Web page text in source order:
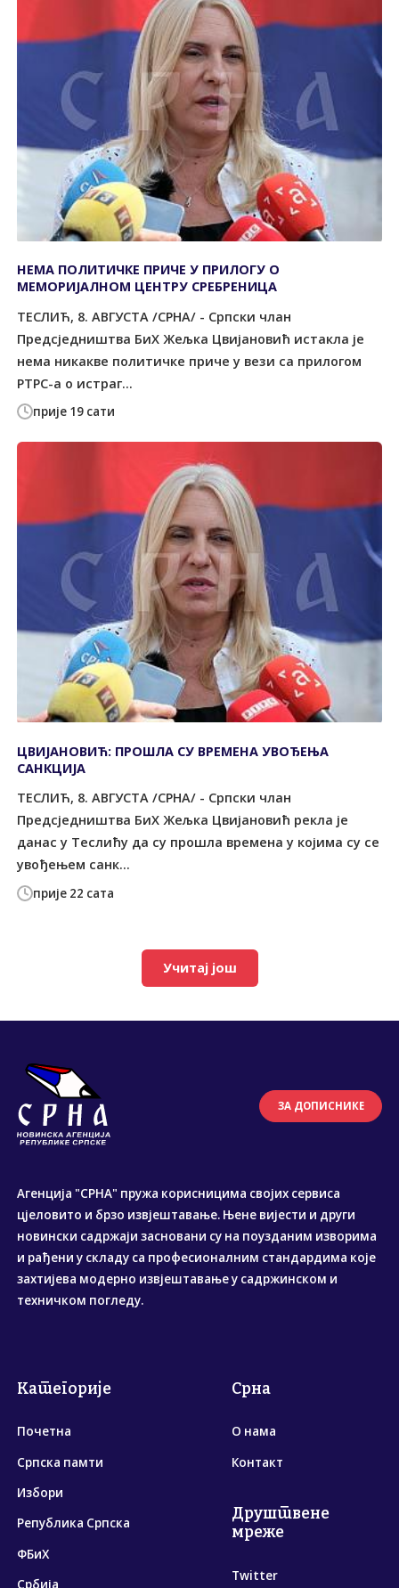
прије 19 сати
НЕМА ПОЛИТИЧКЕ ПРИЧЕ У ПРИЛОГУ О
МЕМОРИЈАЛНОМ ЦЕНТРУ СРЕБРЕНИЦА
ТЕСЛИЋ, 8. АВГУСТА /СРНА/ - Српски члан
Предсједништва БиХ Жељка Цвијановић истакла је
нема никакве политичке приче у вези са прилогом
РТРС-а о истраг...
прије 22 сата
ЦВИЈАНОВИЋ: ПРОШЛА СУ ВРЕМЕНА УВОЂЕЊА
САНКЦИЈА
ТЕСЛИЋ, 8. АВГУСТА /СРНА/ - Српски члан
Предсједништва БиХ Жељка Цвијановић рекла је
данас у Теслићу да су прошла времена у којима су се
увођењем санк...
Учитај још
ЗА ДОПИСНИКЕ
Агенција "СРНА" пружа корисницима својих сервиса
цјеловито и брзо извјештавање. Њене вијести и други
новински садржаји засновани су на поузданим изворима
и рађени у складу са професионалним стандардима које
захтијева модерно извјештавање у садржинском и
техничком погледу.
Категорије
Почетна
Српска памти
Избори
Република Српска
ФБиХ
Србија
Срна
О нама
Контакт
Друштвене
мреже
Twitter